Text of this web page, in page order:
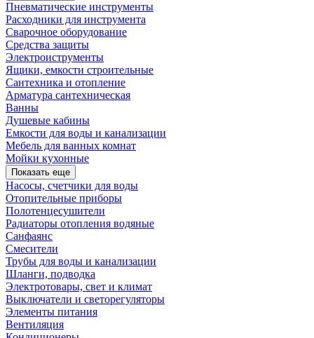
Пневматические инструменты
Расходники для инструмента
Сварочное оборудование
Средства защиты
Электроиструменты
Ящики, емкости строительные
Сантехника и отопление
Арматура сантехническая
Ванны
Душевые кабины
Емкости для воды и канализации
Мебель для ванных комнат
Мойки кухонные
Показать еще
Насосы, счетчики для воды
Отопительные приборы
Полотенцесушители
Радиаторы отопления водяные
Санфаянс
Смесители
Трубы для воды и канализации
Шланги, подводка
Электротовары, свет и климат
Выключатели и светорегуляторы
Элементы питания
Вентиляция